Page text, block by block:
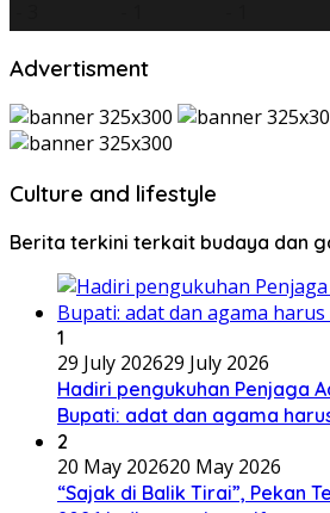
Advertisment
Culture and lifestyle
Berita terkini terkait budaya dan
1
29 July 202629 July 2026
Hadiri pengukuhan Penjaga
Bupati: adat dan agama
2
20 May 202620 May 2026
“Sajak di Balik Tirai”, Pekan